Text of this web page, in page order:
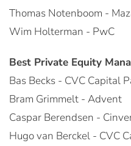
Thomas Notenboom -
Wim Holterman - PwC
Best Private Equity
Bas Becks - CVC Capital
Bram Grimmelt - Advent
Caspar Berendsen -
Hugo van Berckel - CVC